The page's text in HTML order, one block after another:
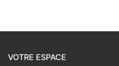
VOTRE ESPACE